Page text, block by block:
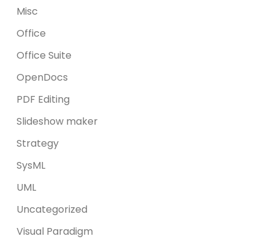
Misc
Office
Office Suite
OpenDocs
PDF Editing
Slideshow maker
Strategy
SysML
UML
Uncategorized
Visual Paradigm